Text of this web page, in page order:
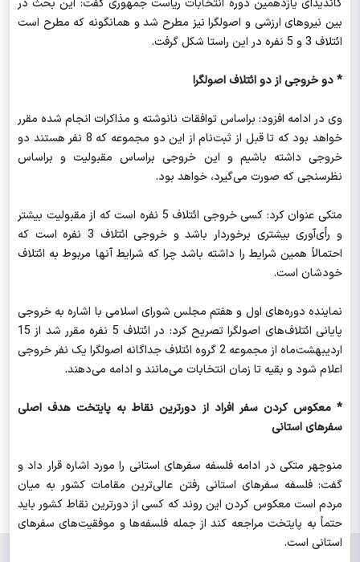
کاندیدای یازدهمین دوره انتخابات ریاست جمهوری گفت: ‌این بحث در
بین نیروهای ارزشی و اصولگرا نیز مطرح شد و همانگونه که مطرح است
ائتلاف 3 و 5 نفره در این راستا شکل گرفت.
* دو خروجی از دو ائتلاف اصولگرا
وی در ادامه افزود: براساس توافقات نانوشته و مذاکرات انجام شده مقرر
خواهد بود که تا قبل از ثبت‌نام از این دو مجموعه که 8 نفر هستند دو
خروجی داشته باشیم و این خروجی براساس مقبولیت و براساس
نظرسنجی که صورت می‌گیرد، خواهد بود.
متکی عنوان کرد:‌ کسی خروجی ائتلاف 5 نفره است که از مقبولیت بیشتر
و رأی‌آوری بیشتری برخوردار باشد و خروجی ائتلاف 3 نفره است که
احتمالاً همین شرایط را داشته باشد چرا که شرایط آنها مربوط به ائتلاف
خودشان است.
نماینده دوره‌های اول و هفتم مجلس شورای اسلامی با اشاره به خروجی
پایانی ائتلاف‌های اصولگرا تصریح کرد: در ائتلاف 5 نفره مقرر شد از 15
اردیبهشت‌ماه از مجموعه 2 گروه ائتلاف جداگانه اصولگرا یک نفر خروجی
اعلام شود و بقیه تا زمان انتخابات می‌مانند و ادامه می‌دهند.
* معکوس کردن سفر افراد از دورترین نقاط به پایتخت هدف اصلی
سفرهای استانی
منوچهر متکی در ادامه فلسفه سفرهای استانی را مورد اشاره قرار داد و
گفت: فلسفه سفرهای استانی رفتن عالی‌ترین مقامات کشور به میان
مردم است معکوس کردن این روند که کسی از دورترین نقاط کشور باید
حتماً به پایتخت مراجعه کند از جمله فلسفه‌ها و موفقیت‌های سفرهای
استانی است.